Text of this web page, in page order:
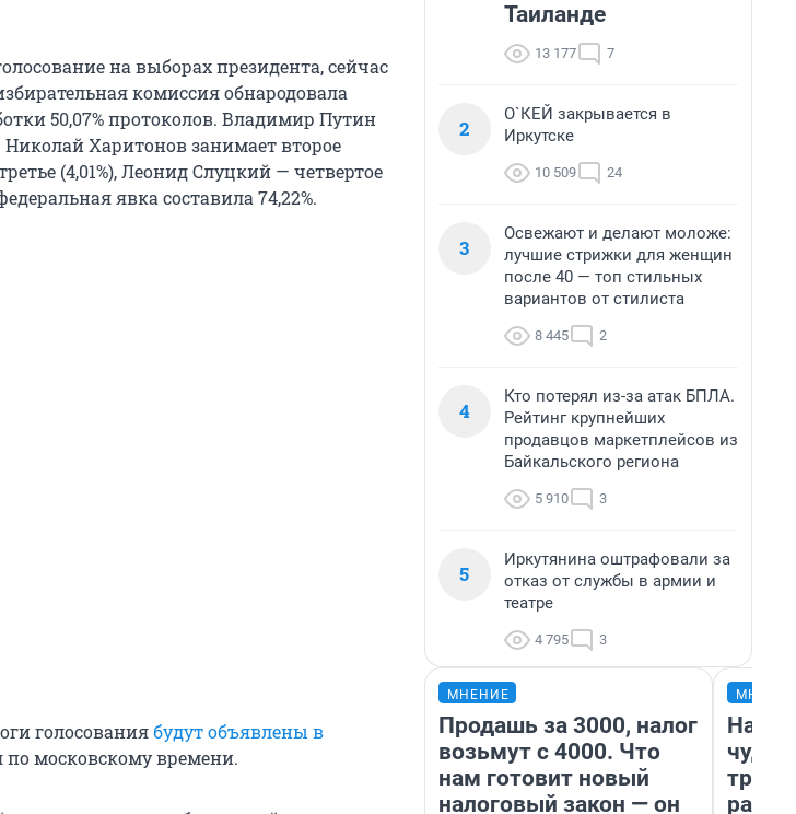
на выборах президента, сейчас
комиссия обнародовала
50,07% протоколов. Владимир Путин
Харитонов занимает второе
(4,01%), Леонид Слуцкий — четвертое
явка составила 74,22%.
голосованиябудут объявлены в
московскому времени.
Таиланде
13 177 7
2
О`КЕЙ закрывается в
Иркутске
10 509 24
3
Освежают и делают моложе:
лучшие стрижки для женщин
после 40 — топ стильных
вариантов от стилиста
8 445 2
4
Кто потерял из-за атак БПЛА.
Рейтинг крупнейших
продавцов маркетплейсов из
Байкальского региона
5 910 3
5
Иркутянина оштрафовали за
отказ от службы в армии и
театре
4 795 3
МНЕНИЕ
Продашь за 3000, налог
возьмут с 4000. Что
нам готовит новый
налоговый закон — он